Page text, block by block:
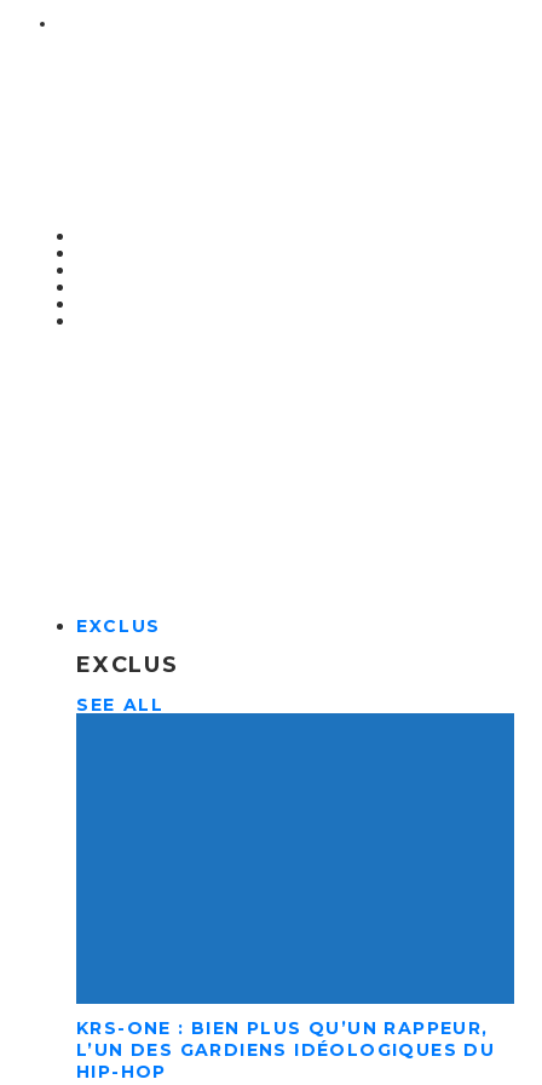
EXCLUS
EXCLUS
SEE ALL
KRS-ONE : BIEN PLUS QU’UN RAPPEUR,
L’UN DES GARDIENS IDÉOLOGIQUES DU
HIP-HOP